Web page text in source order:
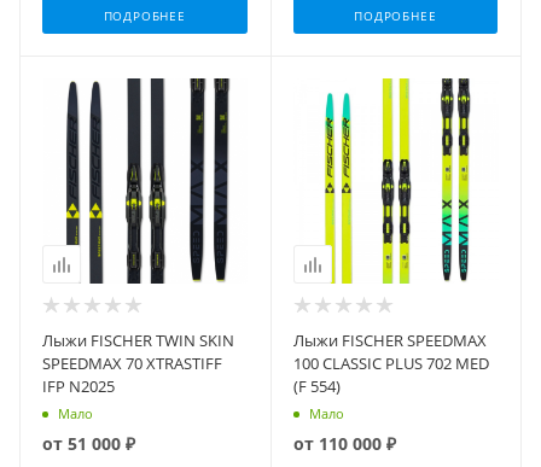
ПОДРОБНЕЕ ПОДРОБНЕЕ
Лыжи FISCHER TWIN SKIN
SPEEDMAX 70 XTRASTIFF
IFP N2025
Мало
от 51 000 ₽
Лыжи FISCHER SPEEDMAX
100 CLASSIC PLUS 702 MED
(F 554)
Мало
от 110 000 ₽